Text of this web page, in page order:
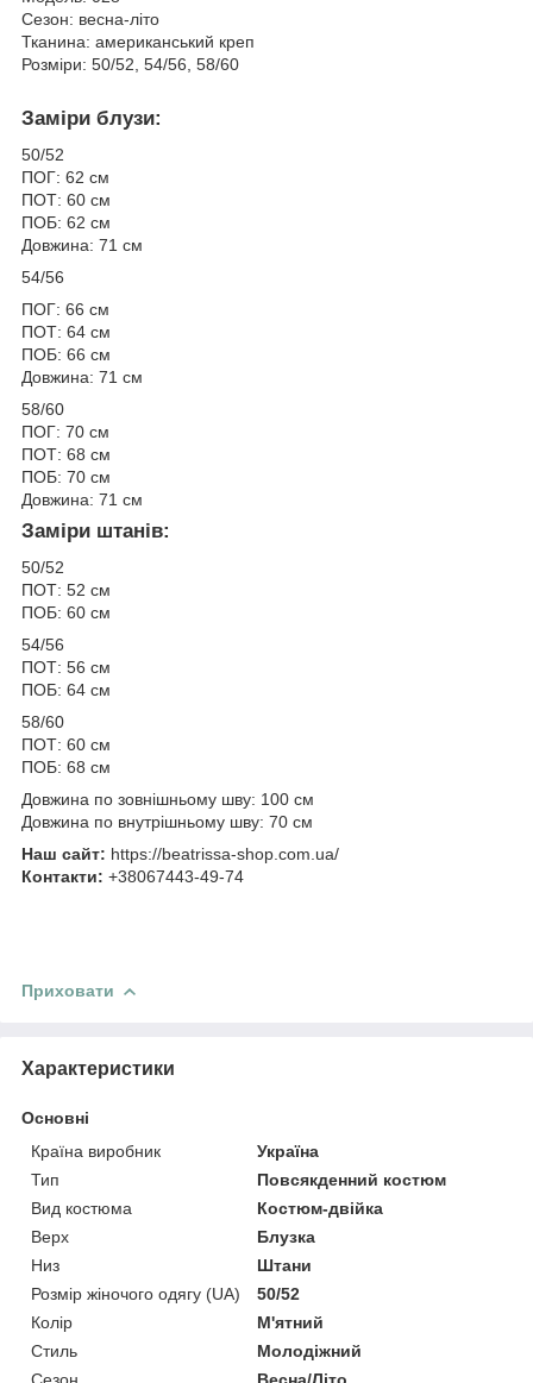
Сезон: весна-літо
Тканина: американський креп
Розміри: 50/52, 54/56, 58/60
Заміри блузи:
50/52
ПОГ: 62 см
ПОТ: 60 см
ПОБ: 62 см
Довжина: 71 см
54/56
ПОГ: 66 см
ПОТ: 64 см
ПОБ: 66 см
Довжина: 71 см
58/60
ПОГ: 70 см
ПОТ: 68 см
ПОБ: 70 см
Довжина: 71 см
Заміри штанів:
50/52
ПОТ: 52 см
ПОБ: 60 см
54/56
ПОТ: 56 см
ПОБ: 64 см
58/60
ПОТ: 60 см
ПОБ: 68 см
Довжина по зовнішньому шву: 100 см
Довжина по внутрішньому шву: 70 см
Наш сайт: https://beatrissa-shop.com.ua/
Контакти: +38067443-49-74
Приховати
Характеристики
Основні
Країна виробник
Україна
Тип
Повсякденний костюм
Вид костюма
Костюм-двійка
Верх
Блузка
Низ
Штани
Розмір жіночого одягу (UA)
50/52
Колір
М'ятний
Стиль
Молодіжний
Сезон
Весна/Літо